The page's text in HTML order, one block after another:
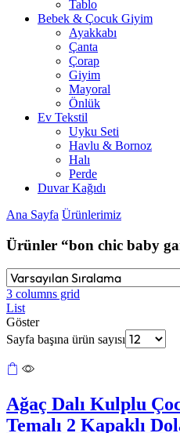
Tablo
Bebek & Çocuk Giyim
Ayakkabı
Çanta
Çorap
Giyim
Mayoral
Önlük
Ev Tekstil
Uyku Seti
Havlu & Bornoz
Halı
Perde
Duvar Kağıdı
Ana Sayfa Ürünlerimiz
Ürünler “bon chic baby
3 columns grid
List
Göster
Sayfa başına ürün sayısı
Ağaç Dalı Kulplu
Temalı 2 Kapaklı